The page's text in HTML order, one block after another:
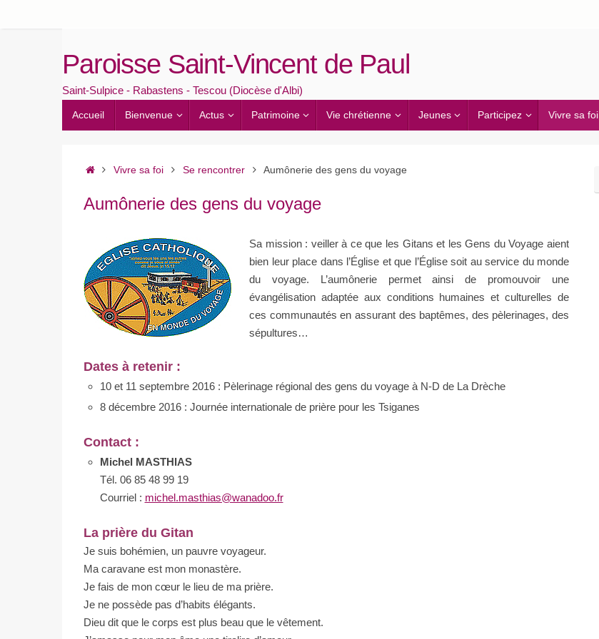
Paroisse Saint-Vincent de Paul
Saint-Sulpice - Rabastens - Tescou (Diocèse d'Albi)
au
Accueil Bienvenue Actus Patrimoine Vie chrétienne Jeunes Participez Vivre sa foi
Accueil
Vivre sa foi Se rencontrer Aumônerie des gens du voyage
Aumônerie des gens du voyage
Sa mission : veiller à ce que les Gitans et les Gens du Voyage aient
bien leur place dans l’Église et que l’Église soit au service du monde
du voyage. L’aumônerie permet ainsi de promouvoir une
évangélisation adaptée aux conditions humaines et culturelles de
ces communautés en assurant des baptêmes, des pèlerinages, des
sépultures…
Dates à retenir :
10 et 11 septembre 2016 : Pèlerinage régional des gens du voyage à N-D de La Drèche
8 décembre 2016 : Journée internationale de prière pour les Tsiganes
Contact :
Michel MASTHIAS
Tél. 06 85 48 99 19
Courriel : michel.masthias@wanadoo.fr
La prière du Gitan
Je suis bohémien, un pauvre voyageur.
Ma caravane est mon monastère.
Je fais de mon cœur le lieu de ma prière.
Je ne possède pas d’habits élégants.
Dieu dit que le corps est plus beau que le vêtement.